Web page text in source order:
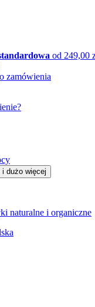
od 249,00
zamówienia
naturalne i organiczne